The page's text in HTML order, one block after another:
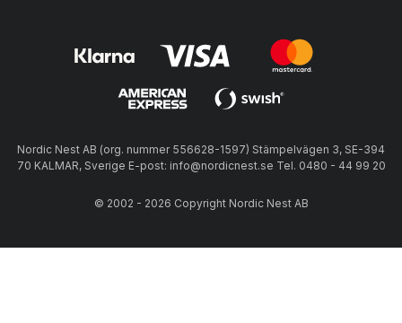
Nordic Nest AB (org. nummer 556628-1597) Stämpelvägen 3, SE-394
70 KALMAR, Sverige E-post: info@nordicnest.se Tel. 0480 - 44 99 20
© 2002 - 2026 Copyright Nordic Nest AB